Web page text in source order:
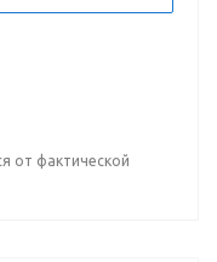
от фактической